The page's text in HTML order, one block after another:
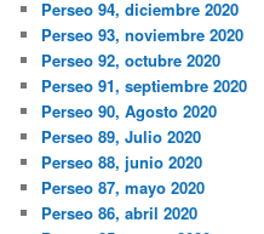
Perseo 94, diciembre 2020
Perseo 93, noviembre 2020
Perseo 92, octubre 2020
Perseo 91, septiembre 2020
Perseo 90, Agosto 2020
Perseo 89, Julio 2020
Perseo 88, junio 2020
Perseo 87, mayo 2020
Perseo 86, abril 2020